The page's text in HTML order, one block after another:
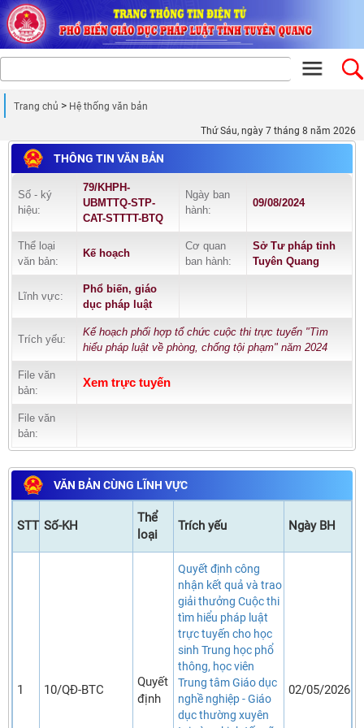
Trang chủ Hệ thống văn bản
Thứ Sáu, ngày 7 tháng 8 năm 2026
THÔNG TIN VĂN BẢN
Số - ký
hiệu:
79/KHPH-
UBMTTQ-STP-
CAT-STTTT-BTQ
Ngày ban
hành:
09/08/2024
Thể loại
văn bản:
Kế hoạch
Cơ quan
ban hành:
Sở Tư pháp tỉnh
Tuyên Quang
Lĩnh vực:
Phổ biến, giáo
dục pháp luật
Trích yếu:
Kế hoạch phối hợp tổ chức cuộc thi trực tuyến "Tìm
hiểu pháp luật về phòng, chống tội phạm" năm 2024
File văn
bản:
Xem trực tuyến
File văn
bản:
VĂN BẢN CÙNG LĨNH VỰC
STT Số-KH
Thể
loại
Trích yếu Ngày BH
1 10/QĐ-BTC
Quyết
định
Quyết định công
nhận kết quả và trao
giải thưởng Cuộc thi
tìm hiểu pháp luật
trực tuyến cho học
sinh Trung học phổ
thông, học viên
Trung tâm Giáo dục
nghề nghiệp - Giáo
dục thường xuyên
02/05/2026